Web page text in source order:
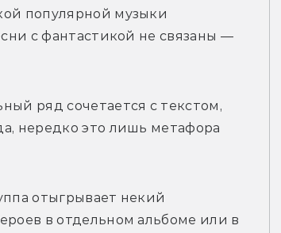
популярной музыки
с фантастикой не связаны —
ряд сочетается с текстом,
нередко это лишь метафора
отыгрывает некий
в отдельном альбоме или в